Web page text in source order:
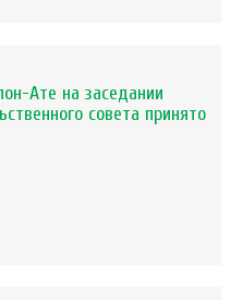
Ате на заседании
совета принято